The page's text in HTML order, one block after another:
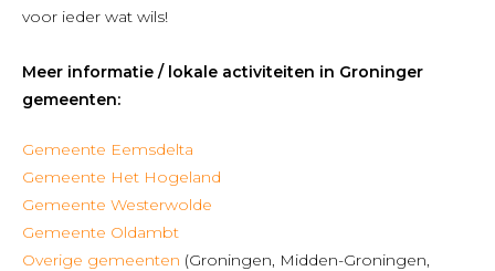
voor ieder wat wils!
Meer informatie / lokale activiteiten in Groninger
gemeenten:
Gemeente Eemsdelta
Gemeente Het Hogeland
Gemeente Westerwolde
Gemeente Oldambt
Overige gemeenten (Groningen, Midden-Groningen,